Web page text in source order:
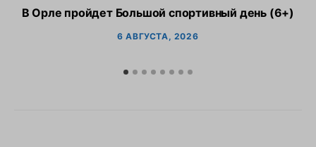
В Орле пройдет Большой спортивный день (6+)
6 АВГУСТА, 2026